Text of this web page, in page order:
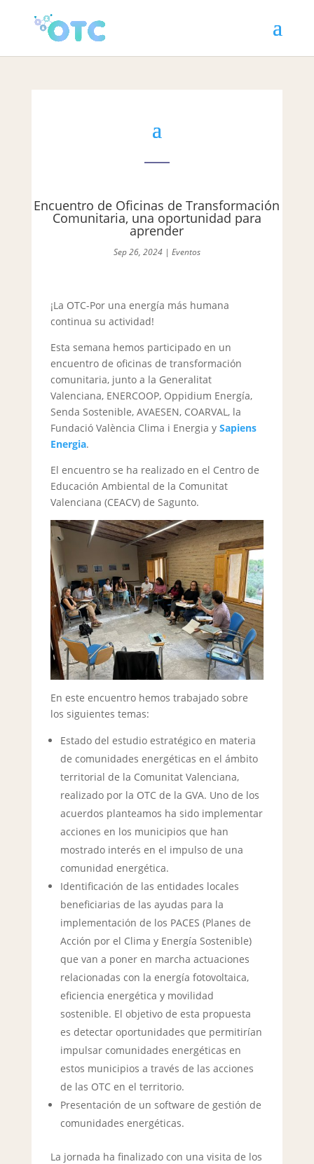
Encuentro de Oficinas de Transformación
Comunitaria, una oportunidad para
aprender
Sep 26, 2024| Eventos
¡La OTC-Por una energía más humana
continua su actividad!
Esta semana hemos participado en un
encuentro de oficinas de transformación
comunitaria, junto a la Generalitat
Valenciana, ENERCOOP, Oppidium Energía,
Senda Sostenible, AVAESEN, COARVAL, la
Fundació València Clima i Energia y Sapiens
Energia.
El encuentro se ha realizado en el Centro de
Educación Ambiental de la Comunitat
Valenciana (CEACV) de Sagunto.
En este encuentro hemos trabajado sobre
los siguientes temas:
Estado del estudio estratégico en materia
de comunidades energéticas en el ámbito
territorial de la Comunitat Valenciana,
realizado por la OTC de la GVA. Uno de los
acuerdos planteamos ha sido implementar
acciones en los municipios que han
mostrado interés en el impulso de una
comunidad energética.
Identificación de las entidades locales
beneficiarias de las ayudas para la
implementación de los PACES (Planes de
Acción por el Clima y Energía Sostenible)
que van a poner en marcha actuaciones
relacionadas con la energía fotovoltaica,
eficiencia energética y movilidad
sostenible. El objetivo de esta propuesta
es detectar oportunidades que permitirían
impulsar comunidades energéticas en
estos municipios a través de las acciones
de las OTC en el territorio.
Presentación de un software de gestión de
comunidades energéticas.
La jornada ha finalizado con una visita de los